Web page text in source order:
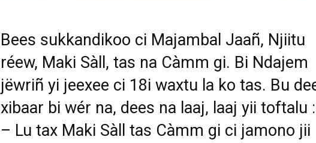
Bees sukkandikoo ci Majambal Jaañ, Njiitu
réew, Maki Sàll, tas na Càmm gi. Bi Ndajem
jëwriñ yi jeexee ci 18i waxtu la ko tas. Bu
xibaar bi wér na, dees na laaj, laaj yii toftalu :
– Lu tax Maki Sàll tas Càmm gi ci jamono jii